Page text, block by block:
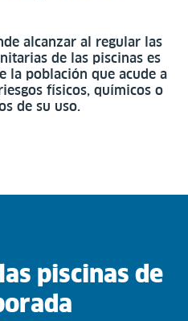
alcanzar al regular las
de las piscinas es
la población que acude a
físicos, químicos o
de su uso.
piscinas de